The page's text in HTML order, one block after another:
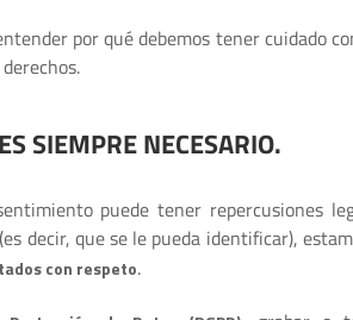
por qué debemos tener cuidado
SIEMPRE NECESARIO.
puede tener repercusiones
decir, que se le pueda identificar),
con respeto.